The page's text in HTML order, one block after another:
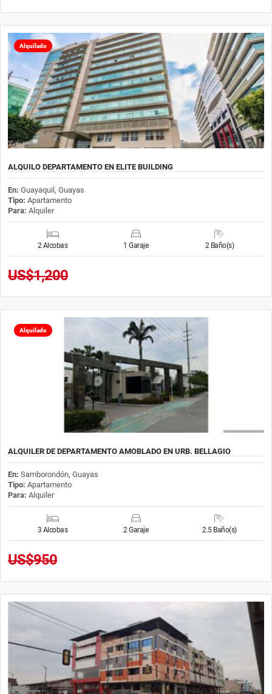
Alquilado
ALQUILO DEPARTAMENTO EN ELITE BUILDING
En: Guayaquil, Guayas
Tipo: Apartamento
Para: Alquiler
2 Alcobas 1 Garaje 2 Baño(s)
US$1,200
Alquilado
ALQUILER DE DEPARTAMENTO AMOBLADO EN URB. BELLAGIO
En: Samborondón, Guayas
Tipo: Apartamento
Para: Alquiler
3 Alcobas 2 Garaje 2.5 Baño(s)
US$950